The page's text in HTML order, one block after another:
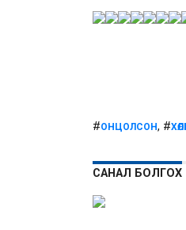
#ОНЦОЛСОН, #
САНАЛ БОЛГОХ